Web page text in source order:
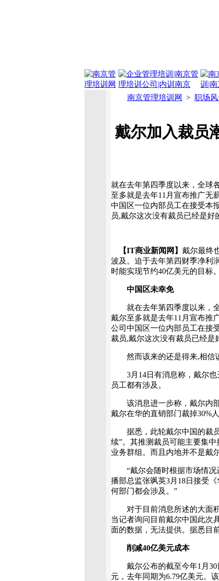
南京管理培训网 > 职场
戴尔加入裁员
就在去年第四季度以来，全球
至多就是去年11月宣布推广无
中国区一位内部员工在接受本
员,戴尔这次没有裁员已经是好
【IT商业新闻网】 戴尔最终
波及。迫于去年第四财季净利
时能实现节约40亿美元的目标。
中国区未幸免
就在去年第四季度以来，全
戴尔至多就是去年11月宣布推
公司中国区一位内部员工在接
裁员,戴尔这次没有裁员已经是
然而该来的还是得来,相信该
3月14日有消息称，戴尔也
员工都有涉及。
该消息进一步称，戴尔内部
戴尔在华的直销部门裁掉30%
据悉，此轮戴尔中国的裁员
续”。其推测裁员可能主要集
业务群组。而且内地并不是戴
“戴尔会随时根据市场情况
播部总监张飒英3月18日接受
何部门都会涉及。”
对于目前消息所述的大面积
当记者询问目前戴尔中国此次
面的数据，无法提供。据悉目
削减40亿美元成本
戴尔公布的截至今年1月30
元，去年同期为6.79亿美元。